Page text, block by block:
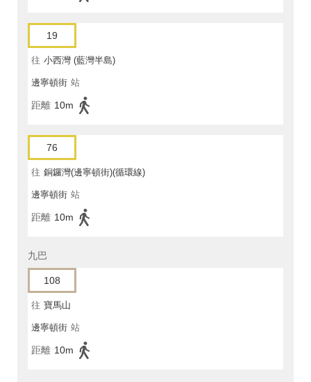
19
往 小西灣 (藍灣半島)
邊寧頓街 站
距離 10m
76
往 銅鑼灣(邊寧頓街)(循環線)
邊寧頓街 站
距離 10m
九巴
108
往 寶馬山
邊寧頓街 站
距離 10m